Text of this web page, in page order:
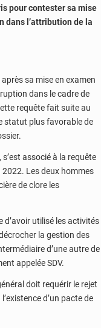
pour contester sa mise
dans l’attribution de la
sa mise en examen
dans le cadre de
requête fait suite au
statut plus favorable de
associé à la requête
2022. Les deux hommes
de clore les
d’avoir utilisé les activités
la gestion des
d’une autre de
appelée SDV.
doit requérir le rejet
d’un pacte de